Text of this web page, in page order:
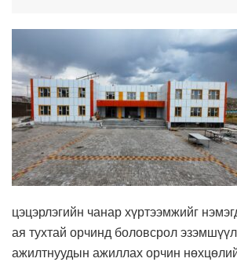
цэцэрлэгийн чанар хүртээмжийг
ая тухтай орчинд боловсрол
ажилтнуудын ажиллах орчин